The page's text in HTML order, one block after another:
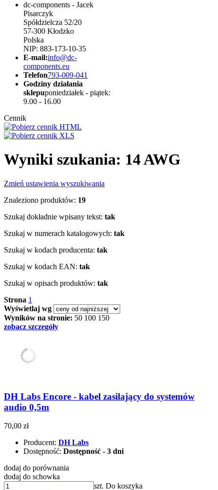
dc-components - Jacek
Pisarczyk
Spółdzielcza 52/20
57-300 Kłodzko
Polska
NIP: 883-173-10-35
E-mail:info@dc-
components.eu
Telefon793-009-041
Godziny działania
sklepuponiedziałek - piątek:
9.00 - 16.00
Cennik
Wyniki szukania: 14 AWG
Zmień ustawienia wyszukiwania
Znaleziono produktów: 19
Szukaj dokładnie wpisany tekst: tak
Szukaj w numerach katalogowych: tak
Szukaj w kodach producenta: tak
Szukaj w kodach EAN: tak
Szukaj w opisach produktów: tak
Strona 1
Wyświetlaj wg
Wyników na stronie: 50 100 150
zobacz szczegóły
DH Labs Encore - kabel zasilający do systemów
audio 0,5m
70,00 zł
Producent: DH Labs
Dostępność: Dostępność - 3 dni
dodaj do porównania
dodaj do schowka
szt. Do koszyka